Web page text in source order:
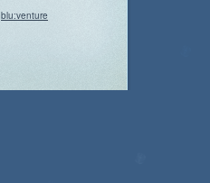
blu:venture